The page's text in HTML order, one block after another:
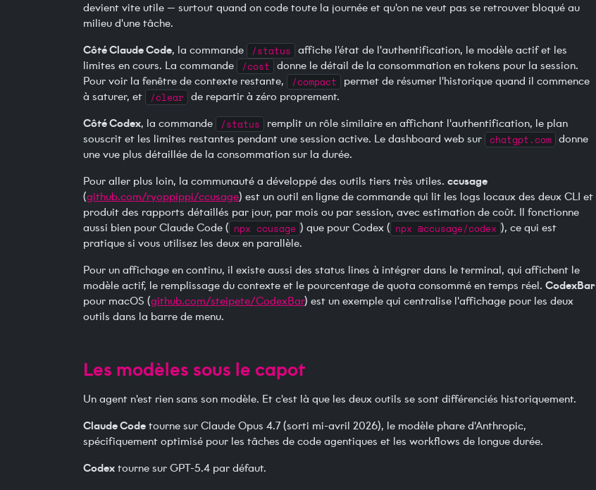
devient vite utile — surtout quand on code toute la journée et qu'on ne veut pas se retrouver bloqué au
milieu d'une tâche.
Côté Claude Code, la commande /status
affiche l'état de l'authentification, le modèle actif et les
limites en cours. La commande
/cost
donne le détail de la consommation en tokens pour la session.
Pour voir la fenêtre de contexte restante,
/compact
permet de résumer l'historique quand il commence
à saturer, et
/clear de repartir à zéro proprement.
Côté Codex, la commande /status
remplit un rôle similaire en affichant l'authentification, le plan
souscrit et les limites restantes pendant une session active. Le dashboard web sur
chatgpt.com donne
une vue plus détaillée de la consommation sur la durée.
Pour aller plus loin, la communauté a développé des outils tiers très utiles. ccusage
(github.com/ryoppippi/ccusage) est un outil en ligne de commande qui lit les logs locaux des deux CLI et
produit des rapports détaillés par jour, par mois ou par session, avec estimation de coût. Il fonctionne
aussi bien pour Claude Code ( npx ccusage ) que pour Codex ( npx @ccusage/codex ), ce qui est
pratique si vous utilisez les deux en parallèle.
Pour un affichage en continu, il existe aussi des status lines à intégrer dans le terminal, qui affichent le
modèle actif, le remplissage du contexte et le pourcentage de quota consommé en temps réel. CodexBar
pour macOS (github.com/steipete/CodexBar) est un exemple qui centralise l'affichage pour les deux
outils dans la barre de menu.
Les modèles sous le capot
Un agent n'est rien sans son modèle. Et c'est là que les deux outils se sont différenciés historiquement.
Claude Code tourne sur Claude Opus 4.7 (sorti mi-avril 2026), le modèle phare d'Anthropic,
spécifiquement optimisé pour les tâches de code agentiques et les workflows de longue durée.
Codex tourne sur GPT-5.4 par défaut.